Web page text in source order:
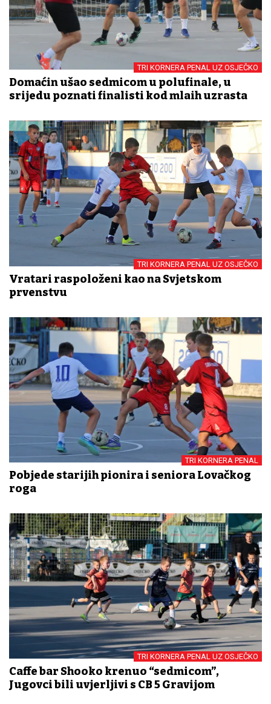
TRI KORNERA PENAL UZ OSJEČKO
Domaćin ušao sedmicom u polufinale, u
srijedu poznati finalisti kod mlađih uzrasta
TRI KORNERA PENAL UZ OSJEČKO
Vratari raspoloženi kao na Svjetskom
prvenstvu
TRI KORNERA PENAL
Pobjede starijih pionira i seniora Lovačkog
roga
TRI KORNERA PENAL UZ OSJEČKO
Caffe bar Shooko krenuo “sedmicom”,
Jugovci bili uvjerljivi s CB 5 Gravijom